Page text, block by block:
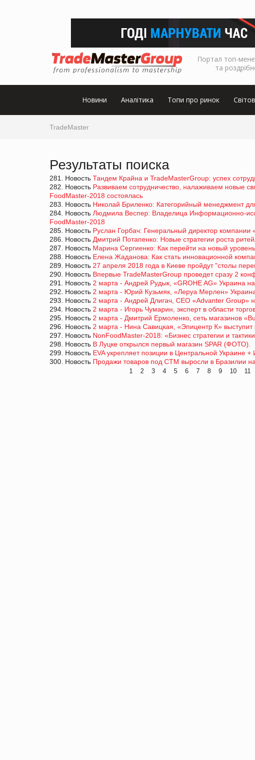
Портал топ-
та
Новини Аналітика Топи про ринок
TradeMaster
Результаты поиска
281. Новость Тандем Крайна и TradeMasterGroup: успех
282. Новость Развиваем сотрудничество, налаживаем новые
FoodMaster-2018 состоялась
283. Новость Николай Бриленко: Категорийный менеджмент
284. Новость Людмила Веспер: Владелица Информационно-
FoodMaster-2018
285. Новость Руслан Горбач: Генеральный директор
286. Новость Дмитрий Потапенко: Новые стратегии роста
287. Новость Марина Сергиенко: Как перейти на новый
288. Новость Елена Жаданова: Как стать инновационной
289. Новость 27 апреля 2018 года в Киеве пройдут "столы
290. Новость Впервые TradeMasterGroup проведет сразу 2
291. Новость 2 марта - Андрей Рудык, «GROHE AG» Украина
292. Новость 2 марта - Юрий Кузьмяк, «Леруа Мерлен»
293. Новость 2 марта - Андрей Длигач, CEO «Advanter Group»
294. Новость 2 марта - Игорь Чумарин, эксперт в области
295. Новость 2 марта - Дмитрий Ермоленко, сеть магазинов
296. Новость 2 марта - Нина Савицкая, «Эпицентр К»
297. Новость NonFoodMaster-2018: «Бизнес стратегии и
298. Новость В Луцке открылся первый магазин SPAR (ФОТО).
299. Новость EVA укрепляет позиции в Центральной Украине
300. Новость Продажи товаров под СТМ выросли в Бразилии
1 2 3 4 5 6 7 8 9 10 11